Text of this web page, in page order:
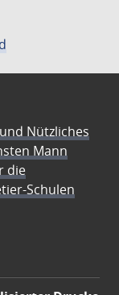
Nützliches
Mann
die
Schulen